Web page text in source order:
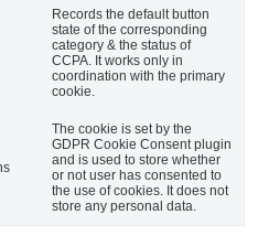
Records the default button
state of the corresponding
category & the status of
CCPA. It works only in
coordination with the primary
cookie.
The cookie is set by the
GDPR Cookie Consent plugin
and is used to store whether
or not user has consented to
the use of cookies. It does not
store any personal data.